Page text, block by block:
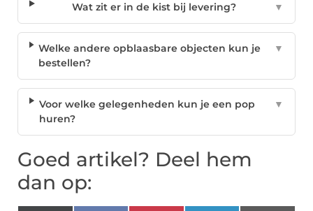
Wat zit er in de kist bij levering? ▼
Welke andere opblaasbare objecten kun je
bestellen?
▼
Voor welke gelegenheden kun je een pop
huren?
▼
Goed artikel? Deel hem
dan op: